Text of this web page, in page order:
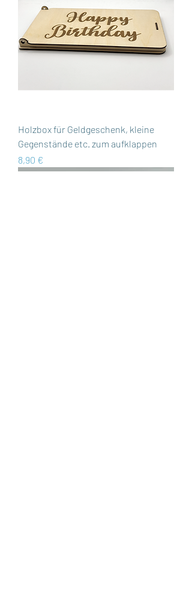
Holzbox für Geldgeschenk, kleine
Gegenstände etc. zum aufklappen
Preis
8,90 €